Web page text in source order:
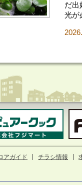
だ出
光が
アガイド チラシ情報